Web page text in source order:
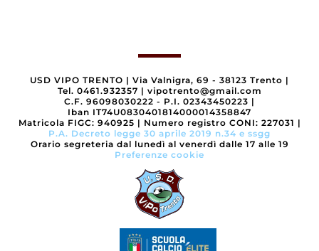
USD VIPO TRENTO | Via Valnigra, 69 - 38123 Trento |
Tel. 0461.932357 | vipotrento@gmail.com
C.F. 96098030222 - P.I. 02343450223 |
Iban IT74U0830401814000014358847
Matricola FIGC: 940925 | Numero registro CONI: 227031 |
P.A. Decreto legge 30 aprile 2019 n.34 e ssgg
Orario segreteria dal lunedì al venerdì dalle 17 alle 19
Preferenze cookie